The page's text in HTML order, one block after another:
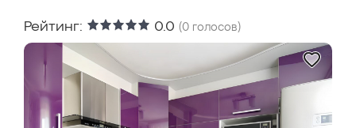
Рейтинг: 0.0 (0 голосов)